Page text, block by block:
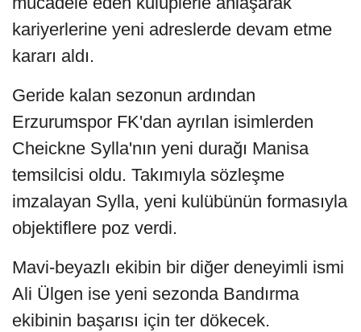
kariyerlerine yeni adreslerde devam etme
kararı aldı.
Geride kalan sezonun ardından
Erzurumspor FK'dan ayrılan isimlerden
Cheickne Sylla'nın yeni durağı Manisa
temsilcisi oldu. Takımıyla sözleşme
imzalayan Sylla, yeni kulübünün formasıyla
objektiflere poz verdi.
Mavi-beyazlı ekibin bir diğer deneyimli ismi
Ali Ülgen ise yeni sezonda Bandırma
ekibinin başarısı için ter dökecek.